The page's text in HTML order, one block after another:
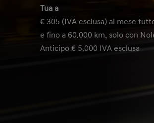
Tua a
€ 305 (IVA esclusa) al mese
e fino a 60.000 km, solo con
Anticipo € 5.000 IVA esclusa